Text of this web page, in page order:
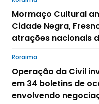
Mormaço Cultural
Cidade Negra,
atrações nacionais
Roraima
Operação da Civil
em 34 boletins de
envolvendo